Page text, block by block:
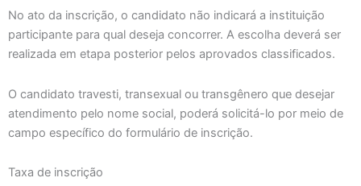
No ato da inscrição, o candidato não indicará a instituição
participante para qual deseja concorrer. A escolha deverá ser
realizada em etapa posterior pelos aprovados classificados.
O candidato travesti, transexual ou transgênero que desejar
atendimento pelo nome social, poderá solicitá-lo por meio de
campo específico do formulário de inscrição.
Taxa de inscrição